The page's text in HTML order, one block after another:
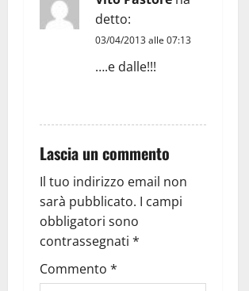
detto:
03/04/2013 alle 07:13
….e dalle!!!
Lascia un commento
Il tuo indirizzo email non
sarà pubblicato. I campi
obbligatori sono
contrassegnati *
Commento *